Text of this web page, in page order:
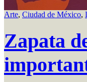
Arte, Ciudad de México,
Zapata